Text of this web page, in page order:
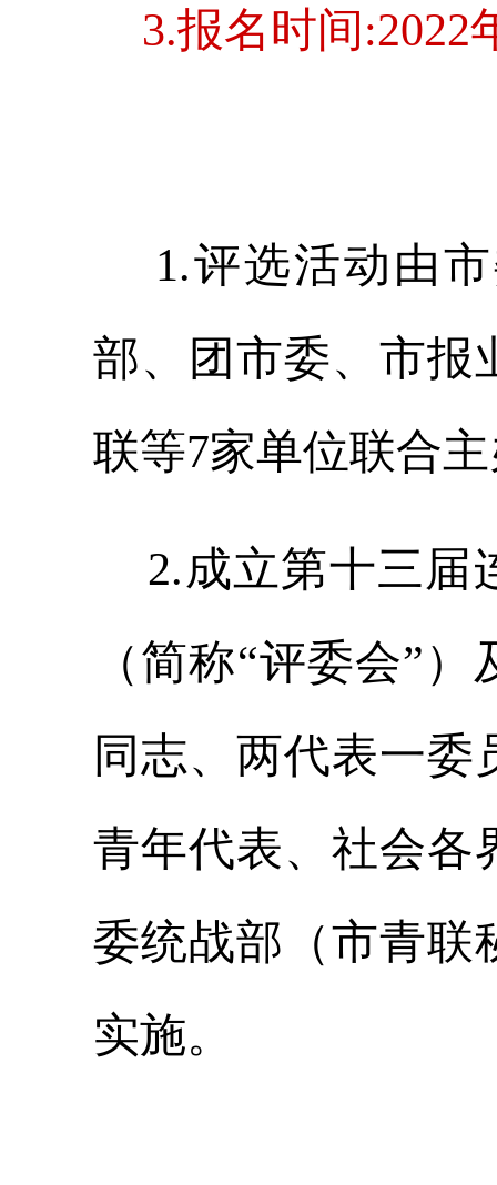
3.报名时间:2022
1.评选活动由市
部、团市委、市报
联等7家单位联合
2.成立第十三届
（简称“评委会”
同志、两代表一
青年代表、社会各
委统战部（市青联
实施。